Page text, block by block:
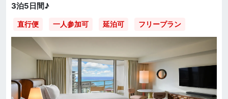
3泊5日間♪
直行便 一人参加可 延泊可 フリープラン